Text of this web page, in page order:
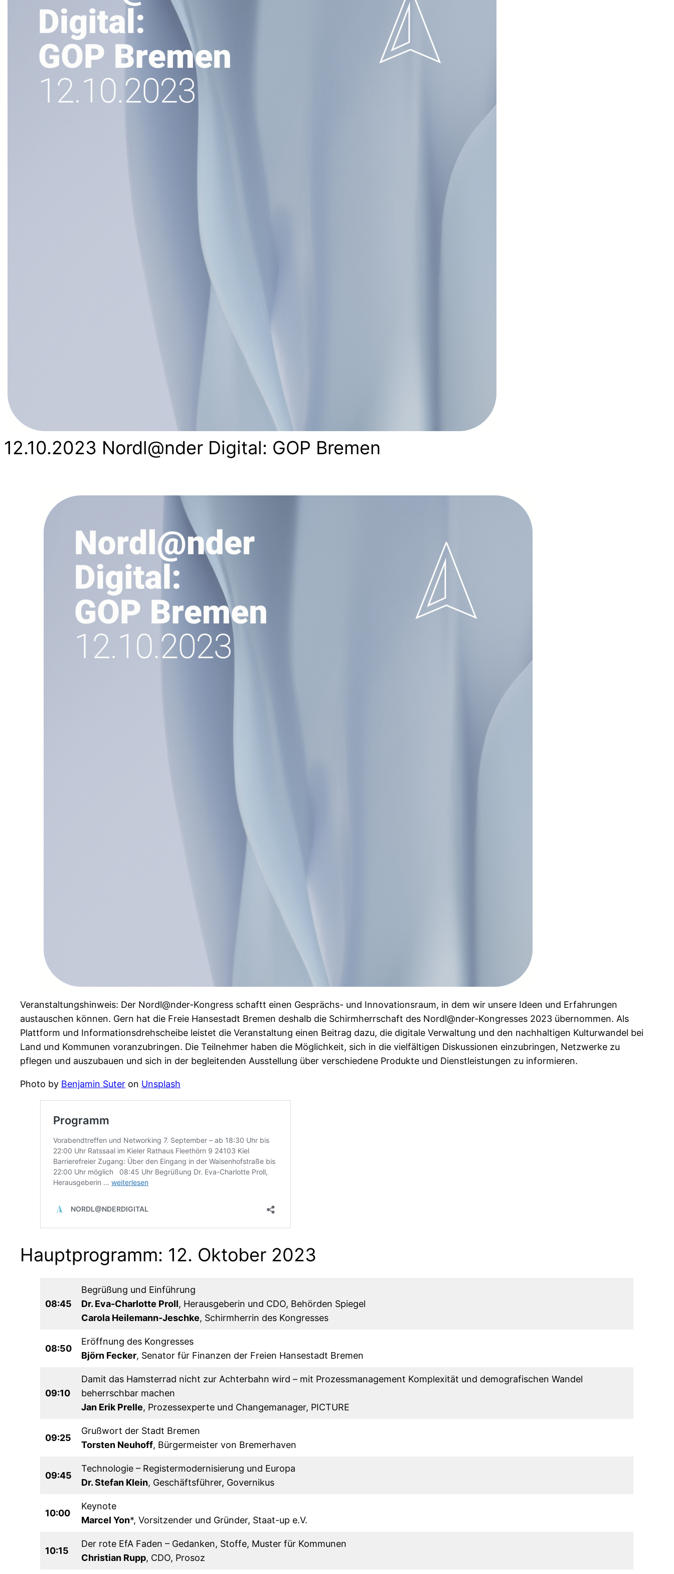
12.10.2023 Nordl@nder Digital: GOP Bremen
Veranstaltungshinweis: Der Nordl@nder-Kongress schaftt einen Gesprächs- und Innovationsraum, in dem wir unsere Ideen und Erfahrungen
austauschen können. Gern hat die Freie Hansestadt Bremen deshalb die Schirmherrschaft des Nordl@nder-Kongresses 2023 übernommen. Als
Plattform und Informationsdrehscheibe leistet die Veranstaltung einen Beitrag dazu, die digitale Verwaltung und den nachhaltigen Kulturwandel bei
Land und Kommunen voranzubringen. Die Teilnehmer haben die Möglichkeit, sich in die vielfältigen Diskussionen einzubringen, Netzwerke zu
pflegen und auszubauen und sich in der begleitenden Ausstellung über verschiedene Produkte und Dienstleistungen zu informieren.
Photo by Benjamin Suter on Unsplash
Hauptprogramm: 12. Oktober 2023
08:45
Begrüßung und Einführung
Dr. Eva-Charlotte Proll, Herausgeberin und CDO, Behörden Spiegel
Carola Heilemann-Jeschke, Schirmherrin des Kongresses
08:50
Eröffnung des Kongresses
Björn Fecker, Senator für Finanzen der Freien Hansestadt Bremen
09:10
Damit das Hamsterrad nicht zur Achterbahn wird – mit Prozessmanagement Komplexität und demografischen Wandel
beherrschbar machen
Jan Erik Prelle, Prozessexperte und Changemanager, PICTURE
09:25
Grußwort der Stadt Bremen
Torsten Neuhoff, Bürgermeister von Bremerhaven
09:45
Technologie – Registermodernisierung und Europa
Dr. Stefan Klein, Geschäftsführer, Governikus
10:00
Keynote
Marcel Yon*, Vorsitzender und Gründer, Staat-up e.V.
10:15
Der rote EfA Faden – Gedanken, Stoffe, Muster für Kommunen
Christian Rupp, CDO, Prosoz